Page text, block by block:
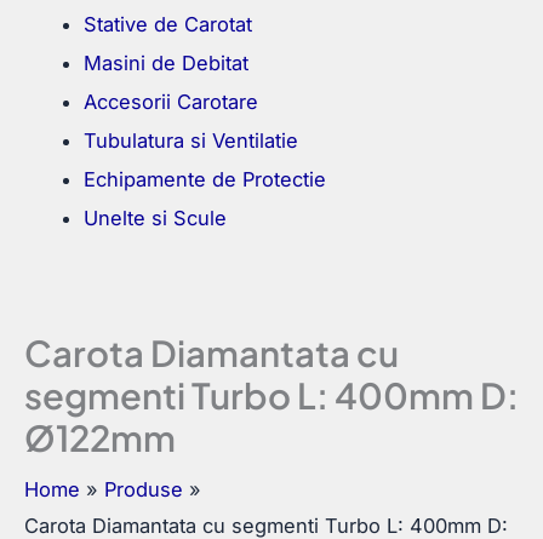
Stative de Carotat
Masini de Debitat
Accesorii Carotare
Tubulatura si Ventilatie
Echipamente de Protectie
Unelte si Scule
Carota Diamantata cu
segmenti Turbo L: 400mm D:
Ø122mm
Home
Produse
Carota Diamantata cu segmenti Turbo L: 400mm D: